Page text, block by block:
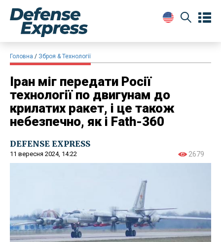
Головна Зброя & Технології
Іран міг передати Росії
технології по двигунам до
крилатих ракет, і це також
небезпечно, як і Fath-360
DEFENSE EXPRESS
11 вересня 2024, 14:22 2679